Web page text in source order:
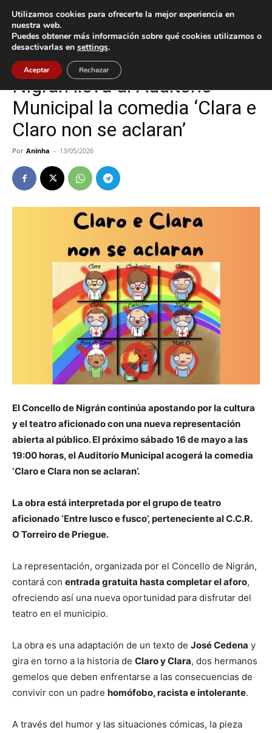
Inicio Cultura / Ocio
Cultura / Ocio Nigrán
Nigrán lleva al Auditorio
Municipal la comedia ‘Clara e
Claro non se aclaran’
Por Aninha - 13/05/2026
El Concello de Nigrán continúa apostando por la cultura
y el teatro aficionado con una nueva representación
abierta al público. El próximo sábado 16 de mayo a las
19:00 horas, el Auditorio Municipal acogerá la comedia
‘Claro e Clara non se aclaran’.
La obra está interpretada por el grupo de teatro
aficionado ‘Entre lusco e fusco’, perteneciente al C.C.R.
O Torreiro de Priegue.
La representación, organizada por el Concello de Nigrán,
contará con entrada gratuita hasta completar el aforo,
ofreciendo así una nueva oportunidad para disfrutar del
teatro en el municipio.
La obra es una adaptación de un texto de José Cedena y
gira en torno a la historia de Claro y Clara, dos hermanos
gemelos que deben enfrentarse a las consecuencias de
convivir con un padre homófobo, racista e intolerante.
A través del humor y las situaciones cómicas, la pieza
Utilizamos cookies para ofrecerte la mejor experiencia en
nuestra web.
Puedes obtener más información sobre qué cookies utilizamos o
desactivarlas en settings.
Aceptar Rechazar